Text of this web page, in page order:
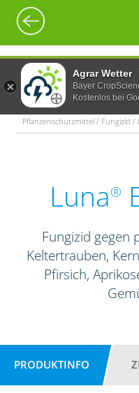
Agrar Wetter
Bayer
Kostenlos bei
Pflanzenschutzmittel / Fungizid /
Luna®
Fungizid gegen
Keltertrauben,
Pfirsich,
PRODUKTINFO